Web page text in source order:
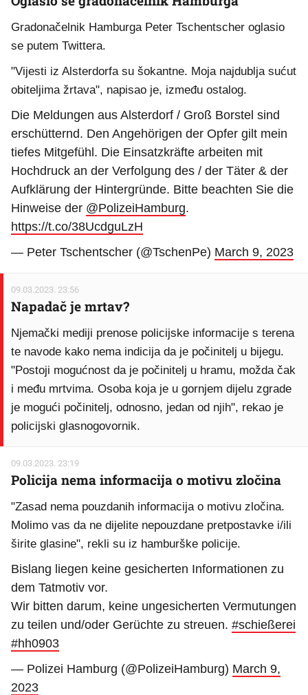
Gradonačelnik Hamburga Peter Tschentscher oglasio
se putem Twittera.
"Vijesti iz Alsterdorfa su šokantne. Moja najdublja sućut
obiteljima žrtava", napisao je, između ostalog.
Die Meldungen aus Alsterdorf / Groß Borstel sind
erschütternd. Den Angehörigen der Opfer gilt mein
tiefes Mitgefühl. Die Einsatzkräfte arbeiten mit
Hochdruck an der Verfolgung des / der Täter & der
Aufklärung der Hintergründe. Bitte beachten Sie die
Hinweise der @PolizeiHamburg.
https://t.co/38UcdguLzH
— Peter Tschentscher (@TschenPe) March 9, 2023
09.03.2023. 23:56
Napadač je mrtav?
Njemački mediji prenose policijske informacije s terena
te navode kako nema indicija da je počinitelj u bijegu.
"Postoji mogućnost da je počinitelj u hramu, možda čak
i među mrtvima. Osoba koja je u gornjem dijelu zgrade
je mogući počinitelj, odnosno, jedan od njih", rekao je
policijski glasnogovornik.
09.03.2023. 23:19
Policija nema informacija o motivu zločina
"Zasad nema pouzdanih informacija o motivu zločina.
Molimo vas da ne dijelite nepouzdane pretpostavke i/ili
širite glasine", rekli su iz hamburške policije.
Bislang liegen keine gesicherten Informationen zu
dem Tatmotiv vor.
Wir bitten darum, keine ungesicherten Vermutungen
zu teilen und/oder Gerüchte zu streuen. #schießerei
#hh0903
— Polizei Hamburg (@PolizeiHamburg) March 9,
2023